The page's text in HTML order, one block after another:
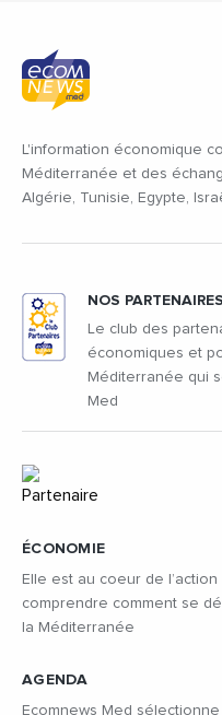
L'information économique
Méditerranée et des
Algérie, Tunisie, Egypte,
ÉCONOMIE
Elle est au coeur de l’action
comprendre comment se
la Méditerranée
AGENDA
Ecomnews Med
NOS PARTENAIRES
Le club des
économiques et
Méditerranée qui
Med